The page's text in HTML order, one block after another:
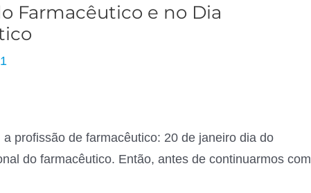
Farmacêutico e no Dia
profissão de farmacêutico: 20 de janeiro dia do
do farmacêutico. Então, antes de continuarmos com